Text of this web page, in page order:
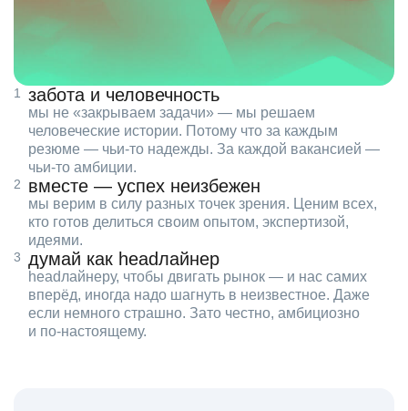
забота и человечность
мы не «закрываем задачи» — мы решаем
человеческие истории. Потому что за каждым
резюме — чьи‑то надежды. За каждой вакансией —
чьи‑то амбиции.
вместе — успех неизбежен
мы верим в силу разных точек зрения. Ценим всех,
кто готов делиться своим опытом, экспертизой,
идеями.
думай как headлайнер
headлайнеру, чтобы двигать рынок — и нас самих
вперёд, иногда надо шагнуть в неизвестное. Даже
если немного страшно. Зато честно, амбициозно
и по‑настоящему.